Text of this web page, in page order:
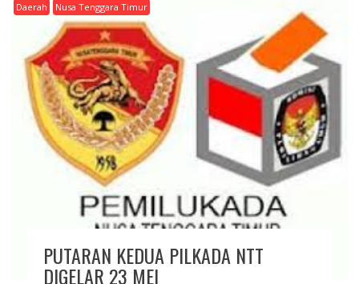
Daerah Nusa Tenggara Timur
PUTARAN KEDUA PILKADA NTT
DIGELAR 23 MEI